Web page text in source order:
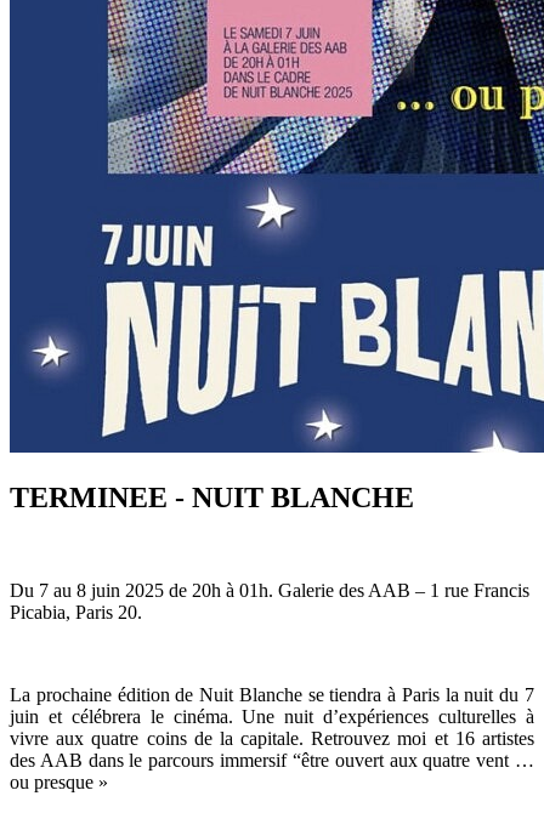
TERMINEE - NUIT BLANCHE
Du 7 au 8 juin 2025 de 20h à 01h. Galerie des AAB – 1 rue Francis
Picabia, Paris 20.
La prochaine édition de Nuit Blanche se tiendra à Paris la nuit du 7
juin et célébrera le cinéma. Une nuit d’expériences culturelles à
vivre aux quatre coins de la capitale. Retrouvez moi et 16 artistes
des AAB dans le parcours immersif “être ouvert aux quatre vent …
ou presque »